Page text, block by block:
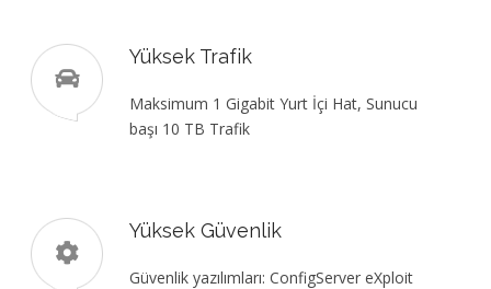
Yüksek Trafik
Maksimum 1 Gigabit Yurt İçi Hat, Sunucu
başı 10 TB Trafik
Yüksek Güvenlik
Güvenlik yazılımları: ConfigServer eXploit